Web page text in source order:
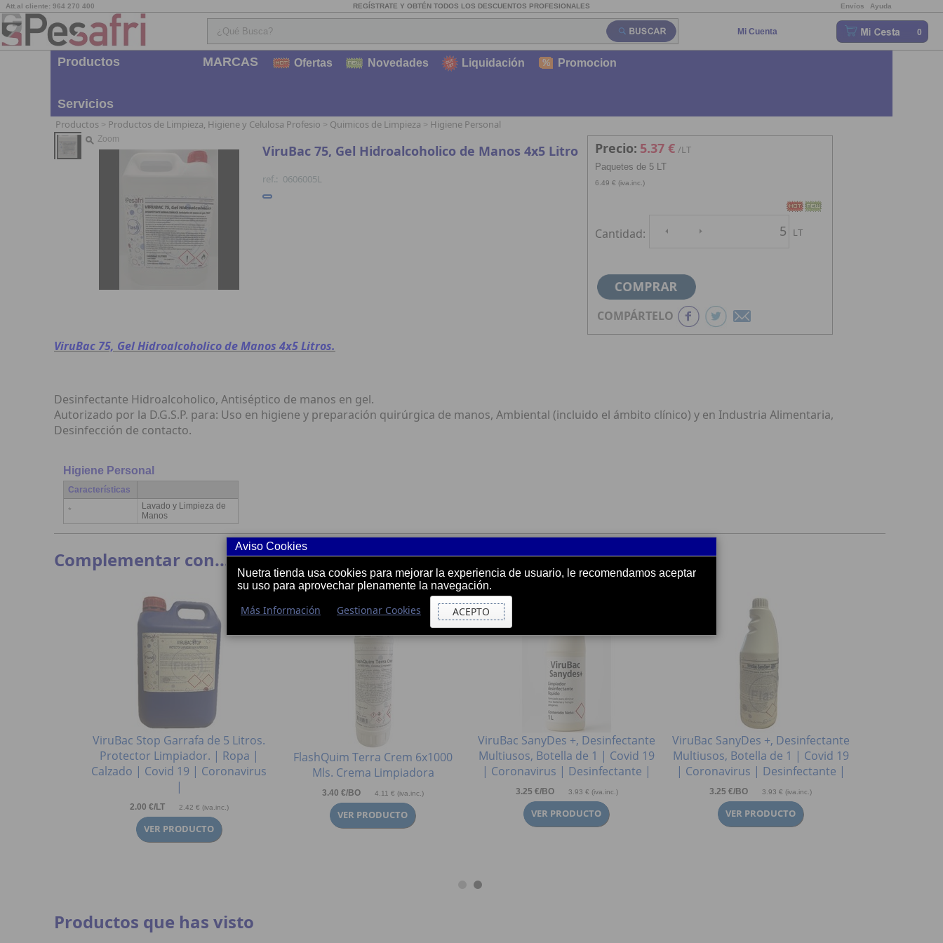
Att.al cliente: 964 270 400 REGÍSTRATE Y OBTÉN TODOS LOS DESCUENTOS PROFESIONALES Envíos Ayuda
Mi Cuenta 0
Productos
Servicios
MARCAS Ofertas Novedades Liquidación Promocion
Productos > Productos de Limpieza, Higiene y Celulosa Profesio > Quimicos de Limpieza > Higiene Personal
Zoom
ViruBac 75, Gel Hidroalcoholico de Manos 4x5 Litro
ref.: 0606005L
Precio: 5.37 € /LT
Paquetes de 5 LT
6.49 € (iva.inc.)
Cantidad: LT
COMPÁRTELO
ViruBac 75, Gel Hidroalcoholico de Manos 4x5 Litros.
Desinfectante Hidroalcoholico, Antiséptico de manos en gel.
Autorizado por la D.G.S.P. para: Uso en higiene y preparación quirúrgica de manos, Ambiental (incluido el ámbito clínico) y en Industria Alimentaria,
Desinfección de contacto.
Higiene Personal
Características
*
Lavado y Limpieza de
Manos
Complementar con...
ViruBac Stop Garrafa de 5 Litros.
Protector Limpiador. | Ropa |
Calzado | Covid 19 | Coronavirus
|
2.00 €/LT 2.42 € (iva.inc.)
FlashQuim Terra Crem 6x1000
Mls. Crema Limpiadora
3.40 €/BO 4.11 € (iva.inc.)
ViruBac SanyDes +, Desinfectante
Multiusos, Botella de 1 | Covid 19
| Coronavirus | Desinfectante |
3.25 €/BO 3.93 € (iva.inc.)
ViruBac SanyDes +, Desinfectante
Multiusos, Botella de 1 | Covid 19
| Coronavirus | Desinfectante |
3.25 €/BO 3.93 € (iva.inc.)
Productos que has visto
Aviso Cookies
Nuetra tienda usa cookies para mejorar la experiencia de usuario, le recomendamos aceptar
su uso para aprovechar plenamente la navegación.
Más Información Gestionar Cookies ACEPTO